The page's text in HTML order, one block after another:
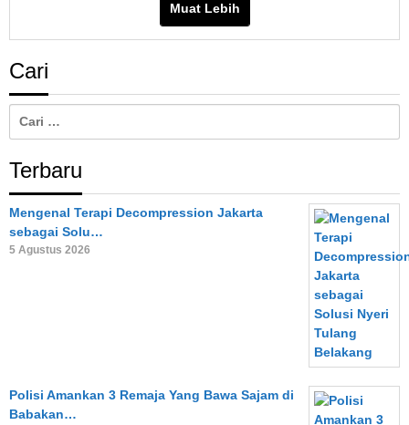
Muat Lebih
Cari
Terbaru
Mengenal Terapi Decompression Jakarta
sebagai Solu…
5 Agustus 2026
Polisi Amankan 3 Remaja Yang Bawa Sajam di
Babakan…